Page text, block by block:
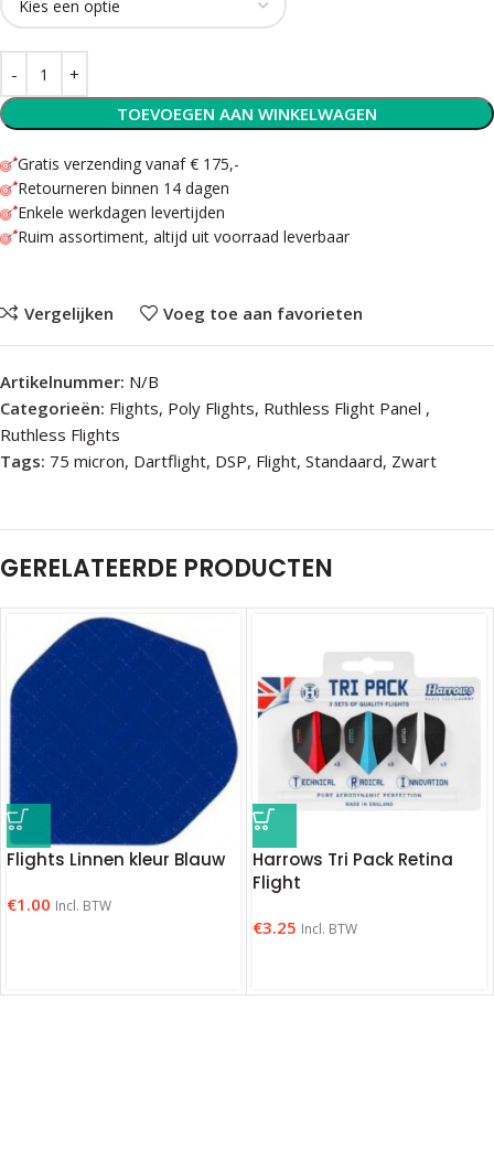
TOEVOEGEN AAN WINKELWAGEN
Gratis verzending vanaf € 175,-
Retourneren binnen 14 dagen
Enkele werkdagen levertijden
Ruim assortiment, altijd uit voorraad leverbaar
Vergelijken Voeg toe aan favorieten
Artikelnummer: N/B
Categorieën: Flights, Poly Flights, Ruthless Flight Panel ,
Ruthless Flights
Tags: 75 micron, Dartflight, DSP, Flight, Standaard, Zwart
GERELATEERDE PRODUCTEN
Flights Linnen kleur Blauw
€1.00 Incl. BTW
Harrows Tri Pack Retina
Flight
€3.25 Incl. BTW